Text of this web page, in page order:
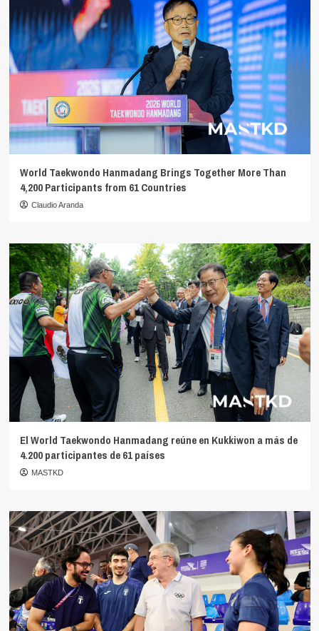
World Taekwondo Hanmadang Brings Together More Than
4,200 Participants from 61 Countries
Claudio Aranda
El World Taekwondo Hanmadang reúne en Kukkiwon a más de
4.200 participantes de 61 países
MASTKD